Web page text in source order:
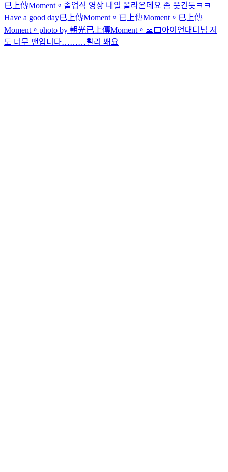
已上傳Moment。 졸업식 영상 내일 올라온데요 좀 웃긴듯ㅋㅋ
Have a good day已上傳Moment。 已上傳Moment。 已上傳
Moment。 photo by 朝光已上傳Moment。 🙏🏻아이언대디님 저
도 너무 팬입니다………빨리 봬요